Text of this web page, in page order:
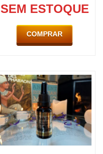
SEM ESTOQUE
COMPRAR